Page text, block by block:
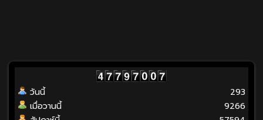
วันนี้
เมื่อวานนี้
293
9266